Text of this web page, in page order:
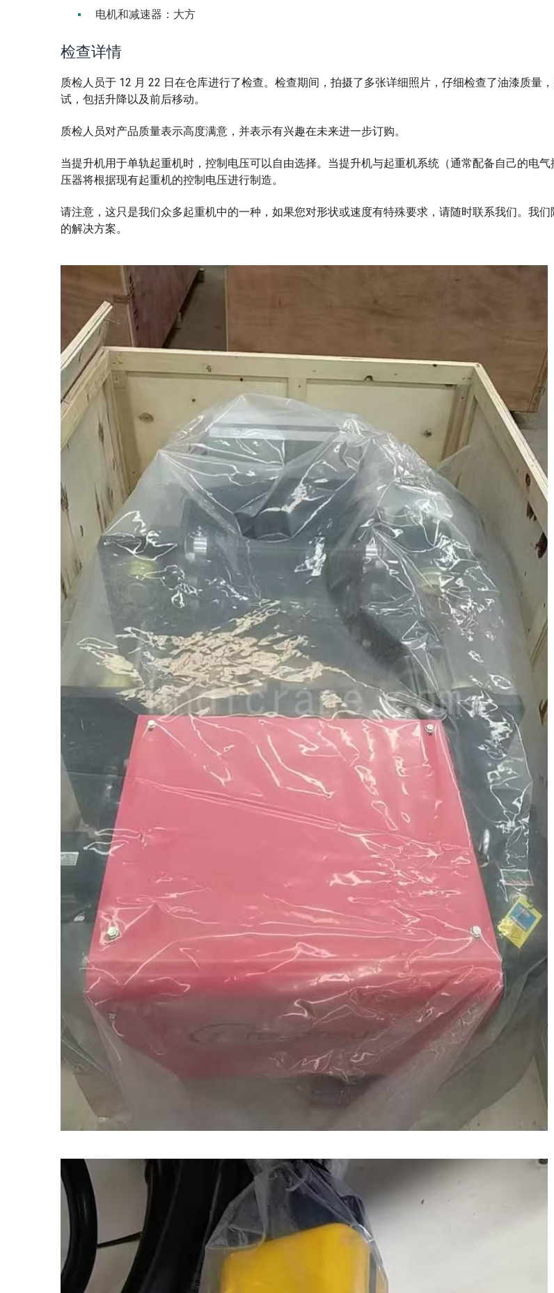
电机和减速器：大方
检查详情
质检人员于 12 月 22 日在仓库进行了检查。检查期间，拍摄了多张详细照片，仔细检查了油漆质量
试，包括升降以及前后移动。
质检人员对产品质量表示高度满意，并表示有兴趣在未来进一步订购。
当提升机用于单轨起重机时，控制电压可以自由选择。当提升机与起重机系统（通常配备自己的电
压器将根据现有起重机的控制电压进行制造。
请注意，这只是我们众多起重机中的一种，如果您对形状或速度有特殊要求，请随时联系我们。我
的解决方案。